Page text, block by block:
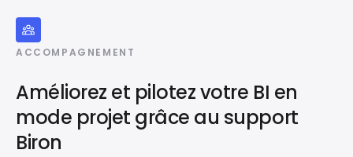
ACCOMPAGNEMENT
Améliorez et pilotez votre BI en
mode projet grâce au support
Biron